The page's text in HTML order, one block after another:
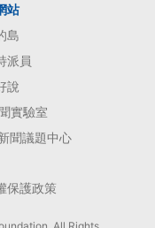
站
島
派員
說
實驗室
聞議題中心
保護政策